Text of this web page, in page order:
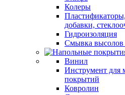
Колеры
добавки,
Гидроизоляция
Смывка высолов
Винил
Инструмент для
покрытий
Ковролин